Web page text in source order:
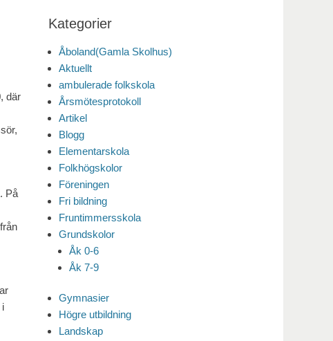
där
På
i
Kategorier
Åboland(Gamla Skolhus)
Aktuellt
ambulerade folkskola
Årsmötesprotokoll
Artikel
Blogg
Elementarskola
Folkhögskolor
Föreningen
Fri bildning
Fruntimmersskola
Grundskolor
Åk 0-6
Åk 7-9
Gymnasier
Högre utbildning
Landskap